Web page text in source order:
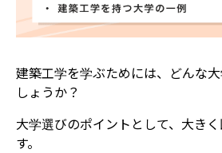
建築工学を学ぶためには、どんな
しょうか？
大学選びのポイントとして、大き
す。